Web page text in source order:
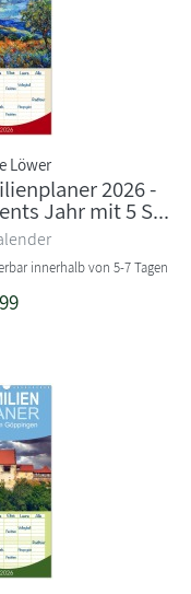
Löwer
2026 -
Jahr mit 5 S...
innerhalb von 5-7 Tagen